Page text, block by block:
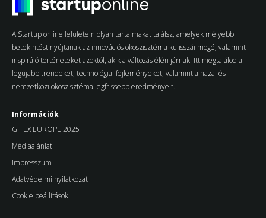
A Startup online felületein olyan tartalmakat találsz, amelyek mélyebb
betekintést nyújtanak az innovációs ökoszisztéma kulisszái mögé, valamint
inspiráló történeteket azoktól, akik a változás élén járnak. Itt megtalálod a
legújabb trendeket, technológiai fejleményeket, valamint a hazai és
nemzetközi ökoszisztéma legfrissebb eredményeit.
Információk
GITEX EUROPE 2025
Médiaajánlat
Impresszum
Adatvédelmi nyilatkozat
Cookie beállítások